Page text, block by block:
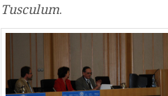
Tusculum.